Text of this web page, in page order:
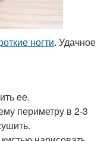
ногти. Удачное
ее.
периметру в 2-3